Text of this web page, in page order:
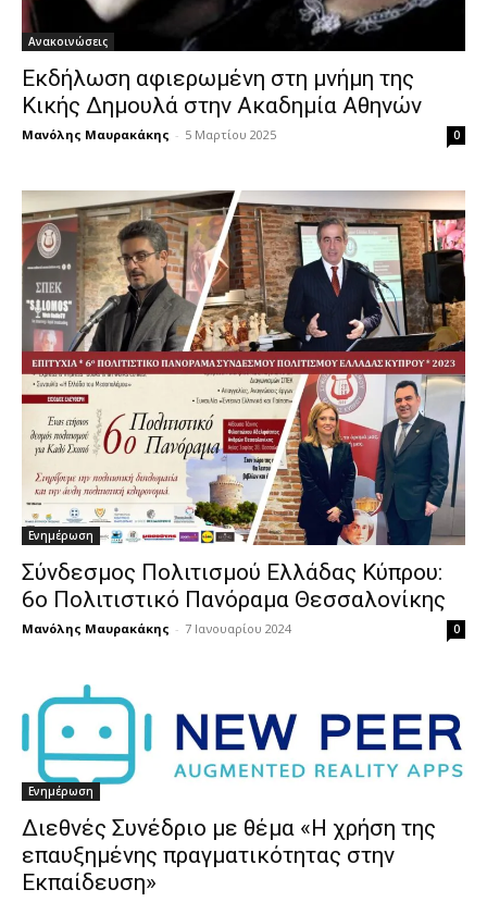
Ανακοινώσεις
Εκδήλωση αφιερωμένη στη μνήμη της
Κικής Δημουλά στην Ακαδημία Αθηνών
Μανόλης Μαυρακάκης - 5 Μαρτίου 2025 0
Ενημέρωση
Σύνδεσμος Πολιτισμού Ελλάδας Κύπρου:
6ο Πολιτιστικό Πανόραμα Θεσσαλονίκης
Μανόλης Μαυρακάκης - 7 Ιανουαρίου 2024 0
Ενημέρωση
Διεθνές Συνέδριο με θέμα «Η χρήση της
επαυξημένης πραγματικότητας στην
Εκπαίδευση»